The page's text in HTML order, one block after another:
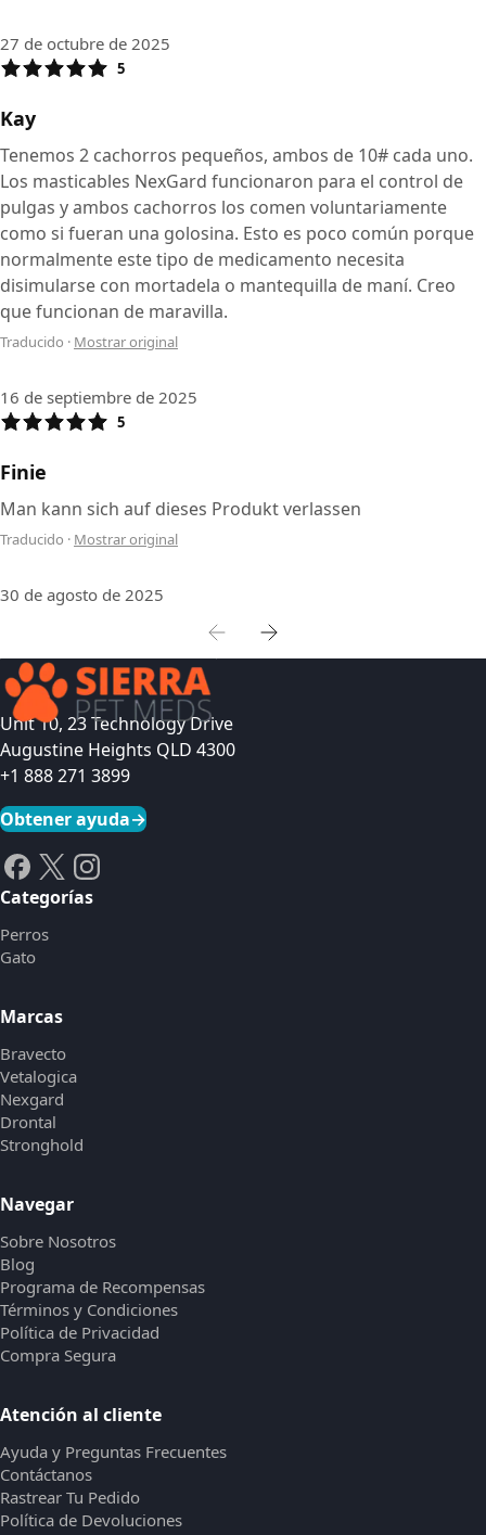
27 de octubre de 2025
5
Kay
Tenemos 2 cachorros pequeños, ambos de 10# cada uno.
Los masticables NexGard funcionaron para el control de
pulgas y ambos cachorros los comen voluntariamente
como si fueran una golosina. Esto es poco común porque
normalmente este tipo de medicamento necesita
disimularse con mortadela o mantequilla de maní. Creo
que funcionan de maravilla.
Traducido · Mostrar original
16 de septiembre de 2025
5
Finie
Man kann sich auf dieses Produkt verlassen
Traducido · Mostrar original
30 de agosto de 2025
Unit 10, 23 Technology Drive
Augustine Heights QLD 4300
+1 888 271 3899
Obtener ayuda→
Categorías
Perros
Gato
Marcas
Bravecto
Vetalogica
Nexgard
Drontal
Stronghold
Navegar
Sobre Nosotros
Blog
Programa de Recompensas
Términos y Condiciones
Política de Privacidad
Compra Segura
Atención al cliente
Ayuda y Preguntas Frecuentes
Contáctanos
Rastrear Tu Pedido
Política de Devoluciones